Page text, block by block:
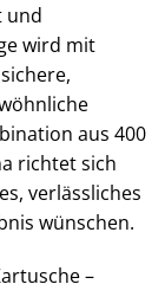
und
wird mit
aus 400
richtet sich
verlässliches
wünschen.
–